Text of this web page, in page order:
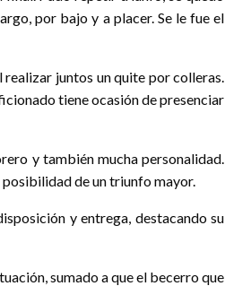
por bajo y a placer. Se le fue el
realizar juntos un quite por colleras.
tiene ocasión de presenciar
y también mucha personalidad.
posibilidad de un triunfo mayor.
y entrega, destacando su
sumado a que el becerro que